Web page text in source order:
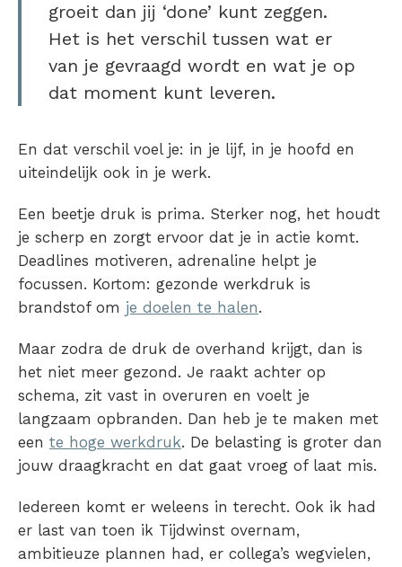
groeit dan jij ‘done’ kunt zeggen.
Het is het verschil tussen wat er
van je gevraagd wordt en wat je op
dat moment kunt leveren.
En dat verschil voel je: in je lijf, in je hoofd en
uiteindelijk ook in je werk.
Een beetje druk is prima. Sterker nog, het houdt
je scherp en zorgt ervoor dat je in actie komt.
Deadlines motiveren, adrenaline helpt je
focussen. Kortom: gezonde werkdruk is
brandstof om je doelen te halen.
Maar zodra de druk de overhand krijgt, dan is
het niet meer gezond. Je raakt achter op
schema, zit vast in overuren en voelt je
langzaam opbranden. Dan heb je te maken met
een te hoge werkdruk. De belasting is groter dan
jouw draagkracht en dat gaat vroeg of laat mis.
Iedereen komt er weleens in terecht. Ook ik had
er last van toen ik Tijdwinst overnam,
ambitieuze plannen had, er collega’s wegvielen,